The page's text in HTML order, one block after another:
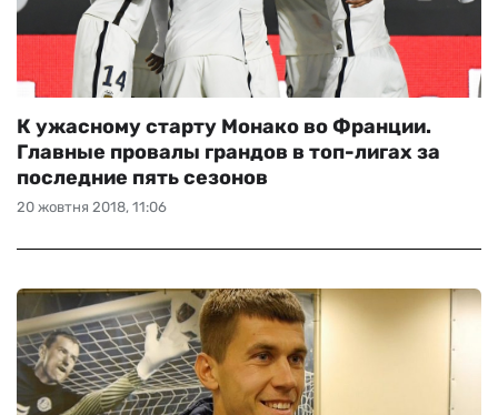
20 жовтня 2018, 11:06
К ужасному старту Монако во Франции.
Главные провалы грандов в топ-лигах за
последние пять сезонов